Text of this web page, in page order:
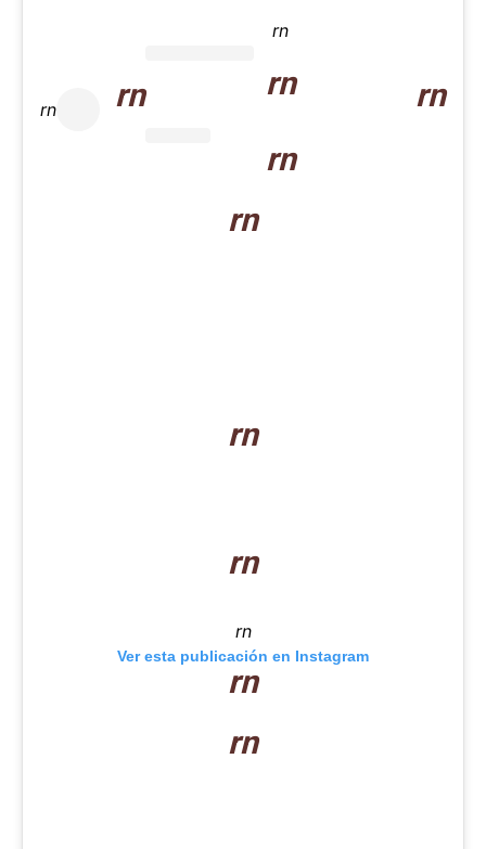
rn rn
rn
rn
rn
rn
rn
rn
rn
rn
Ver esta publicación en Instagram
rn
rn